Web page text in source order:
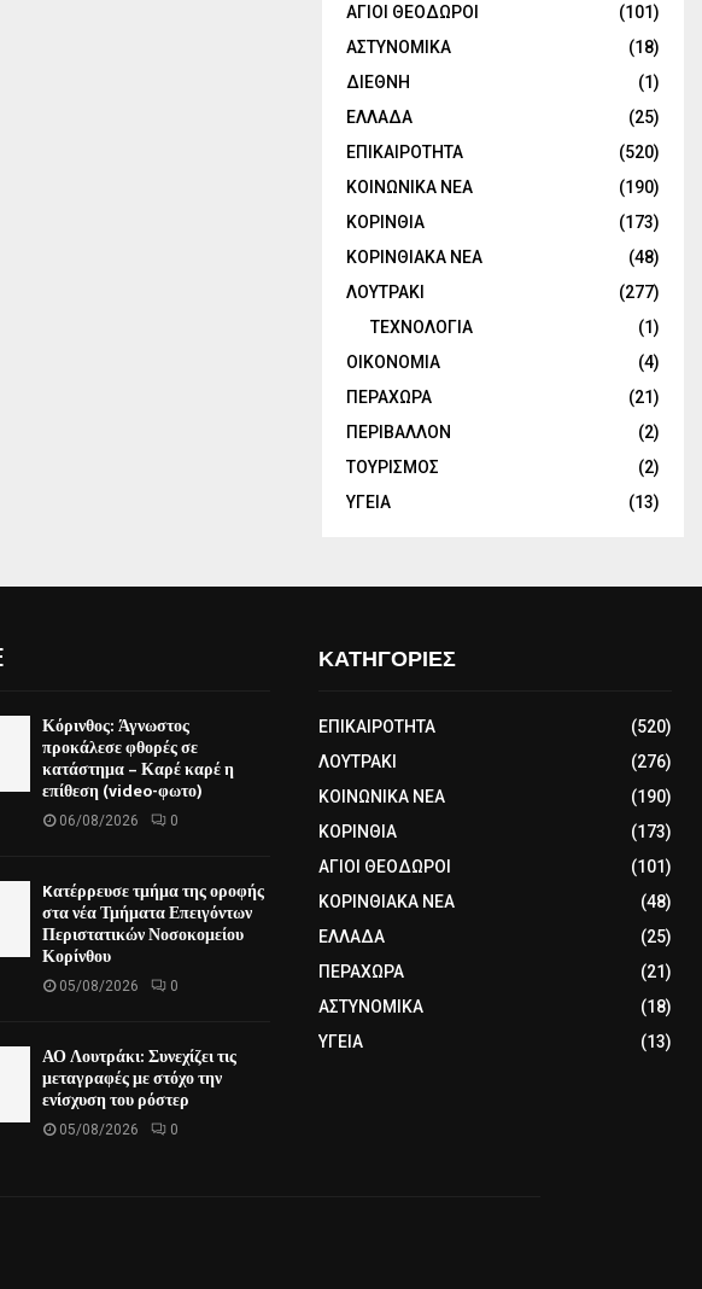
ΑΓΙΟΙ ΘΕΟΔΩΡΟΙ
(101)
ΑΣΤΥΝΟΜΙΚΑ
(18)
ΔΙΕΘΝΗ
(1)
ΕΛΛΑΔΑ
(25)
ΕΠΙΚΑΙΡΟΤΗΤΑ
(520)
ΚΟΙΝΩΝΙΚΑ ΝΕΑ
(190)
ΚΟΡΙΝΘΙΑ
(173)
ΚΟΡΙΝΘΙΑΚΑ ΝΕΑ
(48)
ΛΟΥΤΡΑΚΙ
(277)
ΤΕΧΝΟΛΟΓΙΑ
(1)
ΟΙΚΟΝΟΜΙΑ
(4)
ΠΕΡΑΧΩΡΑ
(21)
ΠΕΡΙΒΑΛΛΟΝ
(2)
ΤΟΥΡΙΣΜΟΣ
(2)
ΥΓΕΙΑ
(13)
Κόρινθος: Άγνωστος
προκάλεσε φθορές σε
κατάστημα – Καρέ καρέ η
επίθεση (video-φωτο)
06/08/2026 0
Kατέρρευσε τμήμα της οροφής
στα νέα Τμήματα Επειγόντων
Περιστατικών Νοσοκομείου
Κορίνθου
05/08/2026 0
ΑΟ Λουτράκι: Συνεχίζει τις
μεταγραφές με στόχο την
ενίσχυση του ρόστερ
05/08/2026 0
ΚΑΤΗΓΟΡΙΕΣ
ΕΠΙΚΑΙΡΟΤΗΤΑ
(520)
ΛΟΥΤΡΑΚΙ
(276)
ΚΟΙΝΩΝΙΚΑ ΝΕΑ
(190)
ΚΟΡΙΝΘΙΑ
(173)
ΑΓΙΟΙ ΘΕΟΔΩΡΟΙ
(101)
ΚΟΡΙΝΘΙΑΚΑ ΝΕΑ
(48)
ΕΛΛΑΔΑ
(25)
ΠΕΡΑΧΩΡΑ
(21)
ΑΣΤΥΝΟΜΙΚΑ
(18)
ΥΓΕΙΑ
(13)